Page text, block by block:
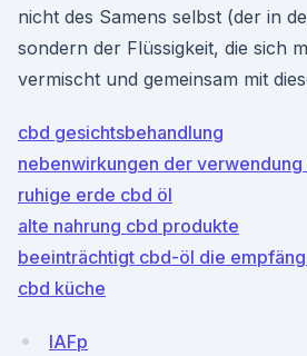
nicht des Samens selbst (der in
sondern der Flüssigkeit, die sich
vermischt und gemeinsam mit
cbd gesichtsbehandlung
nebenwirkungen der
ruhige erde cbd öl
alte nahrung cbd produkte
beeinträchtigt cbd-öl die
cbd küche
IAFp